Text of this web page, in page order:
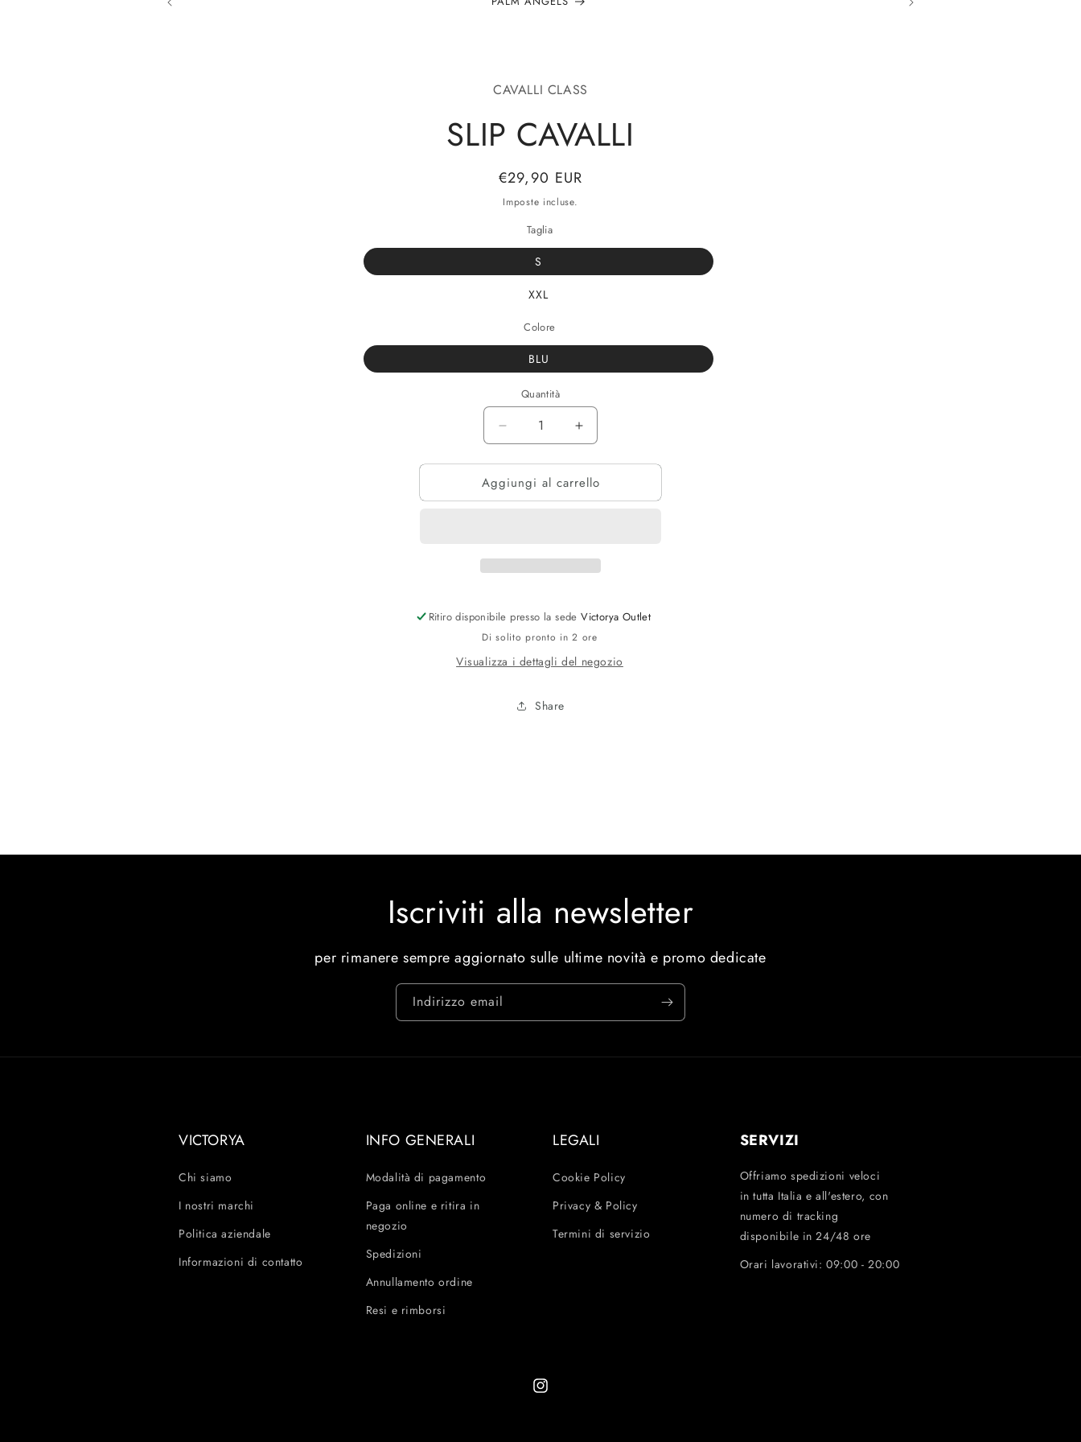
CAVALLI CLASS
SLIP CAVALLI
Prezzo
di
listino
€29,90 EUR
Imposte incluse.
Taglia
S
XXL
Colore
BLU
Quantità
Diminuisci
quantità
per
SLIP
CAVALLI
Aumenta
quantità
per
SLIP
CAVALLI
Aggiungi al carrello
Ritiro disponibile presso la sedeVictorya Outlet
Di solito pronto in 2 ore
Visualizza i dettagli del negozio
Share
Iscriviti alla newsletter
per rimanere sempre aggiornato sulle ultime novità e promo dedicate
Indirizzo email
VICTORYA
Chi siamo
I nostri marchi
Politica aziendale
Informazioni di contatto
INFO GENERALI
Modalità di pagamento
Paga online e ritira in
negozio
Spedizioni
Annullamento ordine
Resi e rimborsi
LEGALI
Cookie Policy
Privacy & Policy
Termini di servizio
SERVIZI
Offriamo spedizioni veloci
in tutta Italia e all'estero, con
numero di tracking
disponibile in 24/48 ore
Orari lavorativi: 09:00 - 20:00
Instagram